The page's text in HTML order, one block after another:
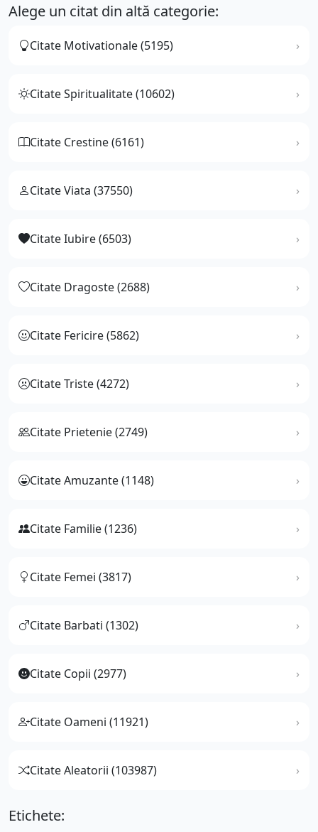
Alege un citat din altă categorie:
Citate Motivationale (5195)
Citate Spiritualitate (10602)
Citate Crestine (6161)
Citate Viata (37550)
Citate Iubire (6503)
Citate Dragoste (2688)
Citate Fericire (5862)
Citate Triste (4272)
Citate Prietenie (2749)
Citate Amuzante (1148)
Citate Familie (1236)
Citate Femei (3817)
Citate Barbati (1302)
Citate Copii (2977)
Citate Oameni (11921)
Citate Aleatorii (103987)
Etichete: